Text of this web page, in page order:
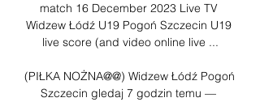
match 16 December 2023 Live TV
Widzew Łódź U19 Pogoń Szczecin U19
live score (and video online live ...
(PIŁKA NOŻNA@@) Widzew Łódź Pogoń
Szczecin gledaj 7 godzin temu —